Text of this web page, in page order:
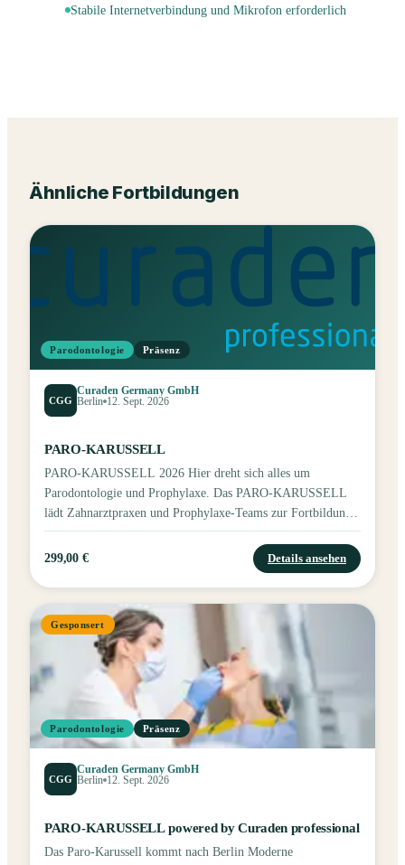
Stabile Internetverbindung und Mikrofon erforderlich
Ähnliche Fortbildungen
Parodontologie Präsenz
CGG
Curaden Germany GmbH
Berlin 12. Sept. 2026
PARO-KARUSSELL
PARO-KARUSSELL 2026 Hier dreht sich alles um
Parodontologie und Prophylaxe. Das PARO-KARUSSELL
lädt Zahnarztpraxen und Prophylaxe-Teams zur Fortbildung
rund um professionelle Mundpflege, Parodontaltherapie und
aktuelle Produktneuheiten ein.
299,00 € Details ansehen
Gesponsert
Parodontologie Präsenz
CGG
Curaden Germany GmbH
Berlin 12. Sept. 2026
PARO-KARUSSELL powered by Curaden professional
Das Paro-Karussell kommt nach Berlin Moderne